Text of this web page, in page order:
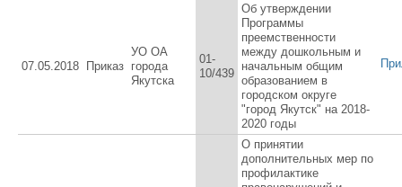
07.05.2018 Приказ
УО ОА
города
Якутска
01-
10/439
Об утверждении
Программы
преемственности
между дошкольным и
начальным общим
образованием в
городском округе
"город Якутск" на 2018-
2020 годы
О принятии
дополнительных мер по
профилактике